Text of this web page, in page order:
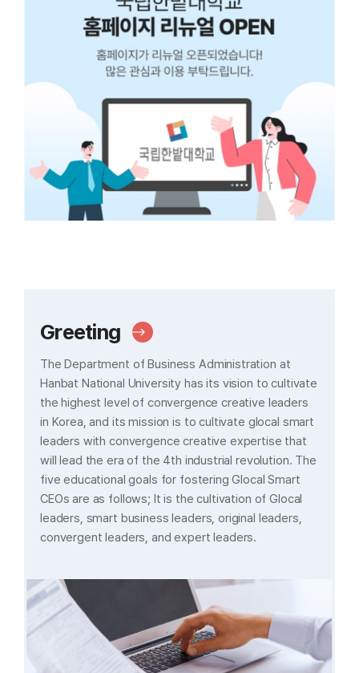
Greeting
더
기
The Department of Business Administration at
Hanbat National University has its vision to cultivate
the highest level of convergence creative leaders
in Korea, and its mission is to cultivate glocal smart
leaders with convergence creative expertise that
will lead the era of the 4th industrial revolution. The
five educational goals for fostering Glocal Smart
CEOs are as follows; It is the cultivation of Glocal
leaders, smart business leaders, original leaders,
convergent leaders, and expert leaders.